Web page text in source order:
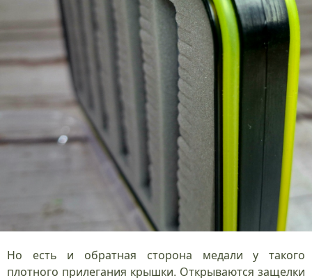
Но есть и обратная сторона медали у такого
плотного прилегания крышки. Открываются защелки